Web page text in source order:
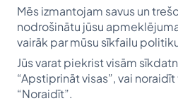
Februāris
LASĪT VAIRĀK
Mēs izmantojam savus un
nodrošinātu jūsu
vairāk par mūsu sīkfailu
Jūs varat piekrist visām
“Apstiprināt visas”, vai
“Noraidīt”.